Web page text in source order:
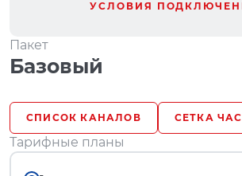
УСЛОВИЯ
Пакет
Базовый
СПИСОК КАНАЛОВ СЕТКА
Тарифные планы